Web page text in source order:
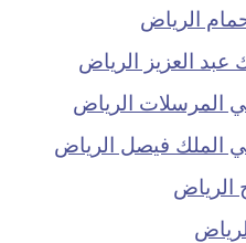
الرياض
العزيز الرياض
المرسلات الرياض
الملك فيصل الرياض
الرياض